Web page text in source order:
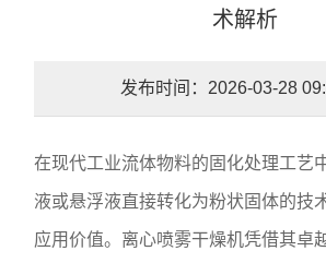
术解析
发布时间：2026-03-28
在现代工业流体物料的固化处理工艺
液或悬浮液直接转化为粉状固体的技
应用价值。离心喷雾干燥机凭借其卓